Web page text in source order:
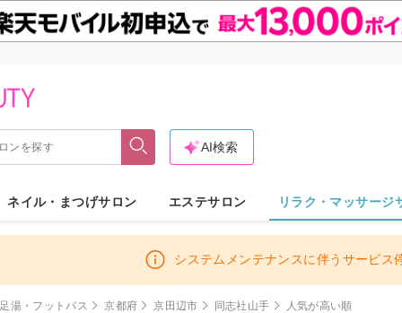
AI検索
ネイル・まつげサロン エステサロン リラク・マッサージ
システムメンテナンスに伴うサービ
足湯・フットバス 京都府 京田辺市 同志社山手 人気が高い順